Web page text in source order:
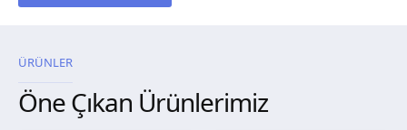
ÜRÜNLER
Öne Çıkan Ürünlerimiz